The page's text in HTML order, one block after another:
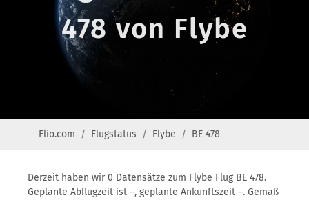
478 von Flybe
Flio.com Flugstatus Flybe BE 478
Derzeit haben wir 0 Datensätze zum Flybe Flug BE 478.
Geplante Abflugzeit ist –, geplante Ankunftszeit –. Gemäß